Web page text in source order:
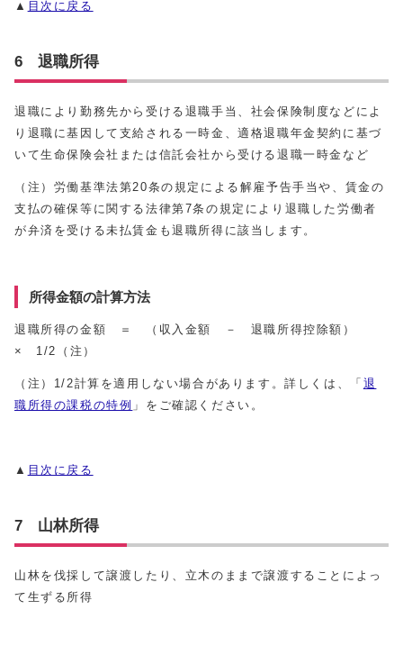
▲ 目次に戻る
6 退職所得
退職により勤務先から受ける退職手当、社会保険制度などによ
り退職に基因して支給される一時金、適格退職年金契約に基づ
いて生命保険会社または信託会社から受ける退職一時金など
（注）労働基準法第20条の規定による解雇予告手当や、賃金の
支払の確保等に関する法律第7条の規定により退職した労働者
が弁済を受ける未払賃金も退職所得に該当します。
所得金額の計算方法
退職所得の金額 ＝ （収入金額 － 退職所得控除額）
× 1/2（注）
（注）1/2計算を適用しない場合があります。詳しくは、「 退
職所得の課税の特例 」をご確認ください。
▲ 目次に戻る
7 山林所得
山林を伐採して譲渡したり、立木のままで譲渡することによっ
て生ずる所得